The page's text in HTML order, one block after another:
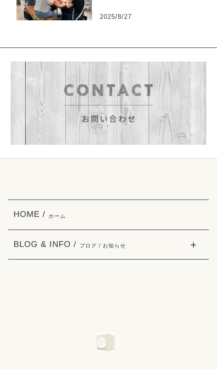
2025/8/27
HOME / ホーム
BLOG & INFO / ブログ / お知らせ